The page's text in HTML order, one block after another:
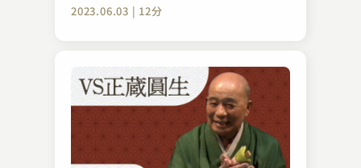
2023.06.03 | 12分